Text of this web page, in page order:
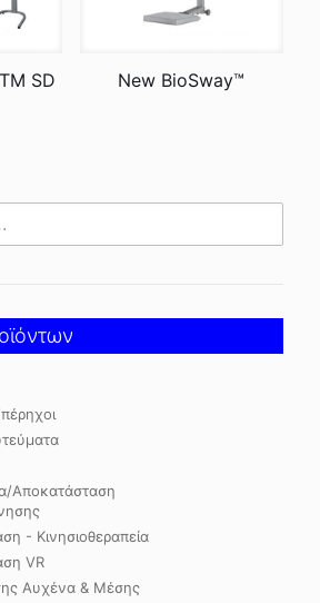
SD New BioSway™
Αποκατάσταση
- Κινησιοθεραπεία
VR
Αυχένα & Μέσης